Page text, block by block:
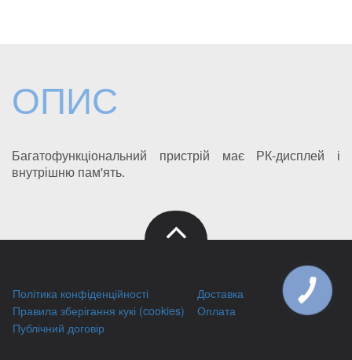
ОПИС
Багатофункціональний пристрій має РК-дисплей і
внутрішню пам'ять.
Політика конфіденційності
Правила зберігання кукі (cookies)
Публічний договір
Доставка
Оплата
КНОПКА
ЗВ'ЯЗКУ